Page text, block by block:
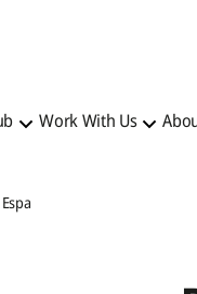
Work With Us